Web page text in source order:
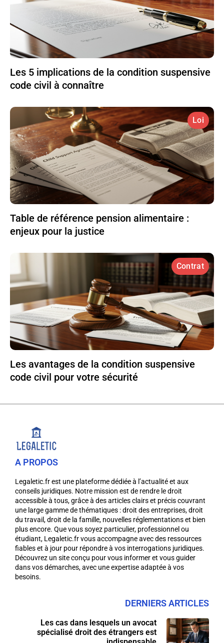
Les 5 implications de la condition suspensive
code civil à connaître
Loi
Table de référence pension alimentaire :
enjeux pour la justice
Contrat
Les avantages de la condition suspensive
code civil pour votre sécurité
A PROPOS
Legaletic.fr est une plateforme dédiée à l’actualité et aux
conseils juridiques. Notre mission est de rendre le droit
accessible à tous, grâce à des articles clairs et précis couvrant
une large gamme de thématiques : droit des entreprises, droit
du travail, droit de la famille, nouvelles réglementations et bien
plus encore. Que vous soyez particulier, professionnel ou
étudiant, Legaletic.fr vous accompagne avec des ressources
fiables et à jour pour répondre à vos interrogations juridiques.
Découvrez un site conçu pour vous informer et vous guider
dans vos démarches, avec une expertise adaptée à vos
besoins.
DERNIERS ARTICLES
Les cas dans lesquels un avocat
spécialisé droit des étrangers est